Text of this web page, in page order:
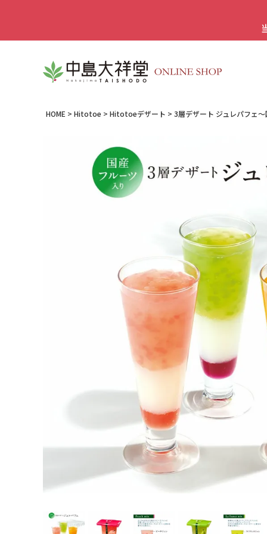
HOME Hitotoe Hitotoeデザート 3層デザート ジュレパフェ